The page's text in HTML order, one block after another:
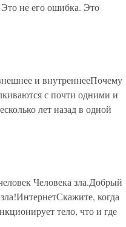
Это не его ошибка. Это
и внутреннееПочему
с почти одними и
лет назад в одной
Человека зла.Добрый
когда
тело, что и где